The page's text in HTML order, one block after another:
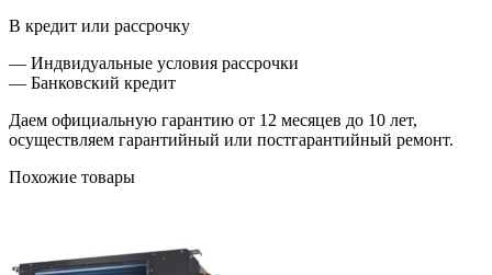
В кредит или рассрочку
— Индвидуальные условия рассрочки
— Банковский кредит
Даем официальную гарантию от 12 месяцев до 10 лет,
осуществляем гарантийный или постгарантийный ремонт.
Похожие товары